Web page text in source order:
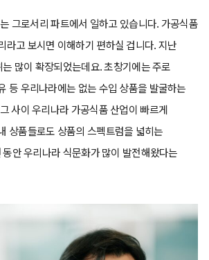
그로서리 파트에서 일하고 있습니다. 가공식품
라고 보시면 이해하기 편하실 겁니다. 지난
많이 확장되었는데요. 초창기에는 주로
등 우리나라에는 없는 수입 상품을 발굴하는
사이 우리나라 가공식품 산업이 빠르게
상품들로도 상품의 스펙트럼을 넓히는
안 우리나라 식문화가 많이 발전해왔다는